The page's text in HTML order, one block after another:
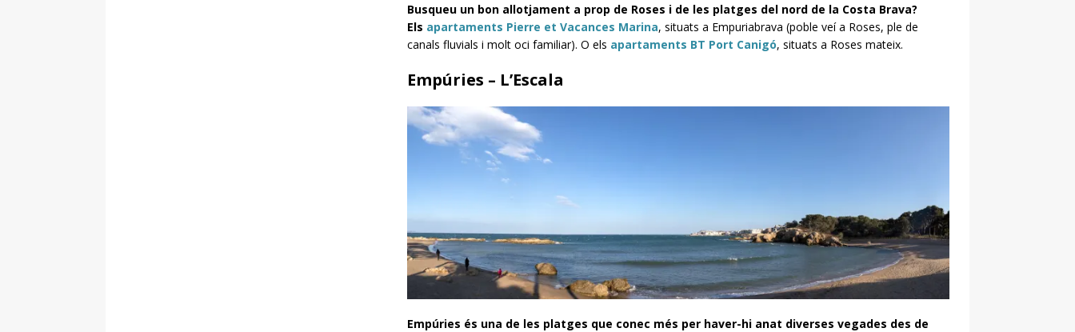
Busqueu un bon allotjament a prop de Roses i de les platges del nord de la Costa Brava?
Els apartaments Pierre et Vacances Marina, situats a Empuriabrava (poble veí a Roses, ple de
canals fluvials i molt oci familiar). O els apartaments BT Port Canigó, situats a Roses mateix.
Empúries – L’Escala
Empúries és una de les platges que conec més per haver-hi anat diverses vegades des de